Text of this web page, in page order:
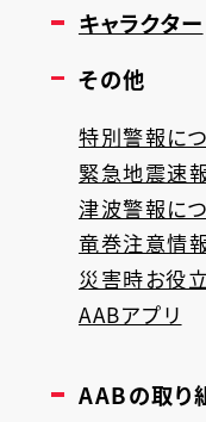
キャラクター
その他
特別警報に
緊急地震速
津波警報に
竜巻注意情
災害時お役
AABアプリ
AABの取り